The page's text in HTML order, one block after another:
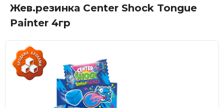
Жев.резинка Center Shock Tongue
Painter 4гр